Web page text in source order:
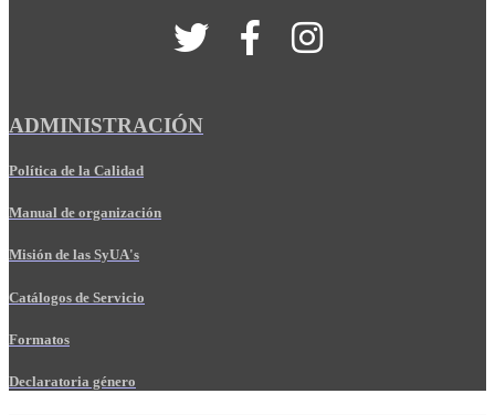
ADMINISTRACIÓN
Política de la Calidad
Manual de organización
Misión de las SyUA's
Catálogos de Servicio
Formatos
Declaratoria género